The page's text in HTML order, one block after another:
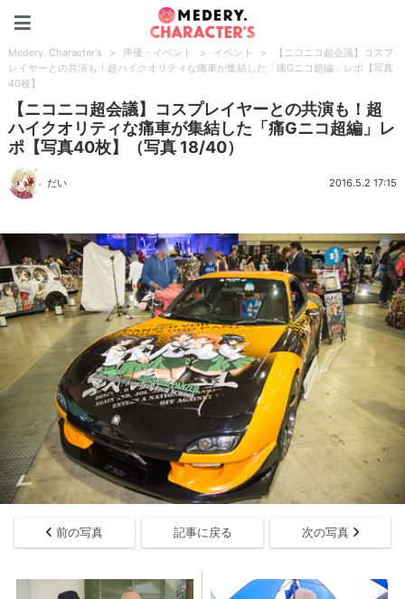
Medery. Character's > 声優・イベント > イベント >
【ニコニコ超会議】コスプ
レイヤーとの共演も！超ハイクオリティな痛車が集結した「痛Gニコ超編」レポ【写真
40枚】
【ニコニコ超会議】コスプレイヤーとの共演も！超
ハイクオリティな痛車が集結した「痛Gニコ超編」レ
ポ【写真40枚】（写真 18/40）
だい 2016.5.2 17:15
前の写真 記事に戻る 次の写真